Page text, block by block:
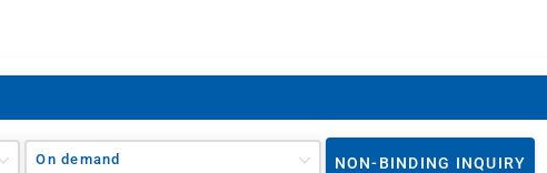
On demand NON-BINDING INQUIRY